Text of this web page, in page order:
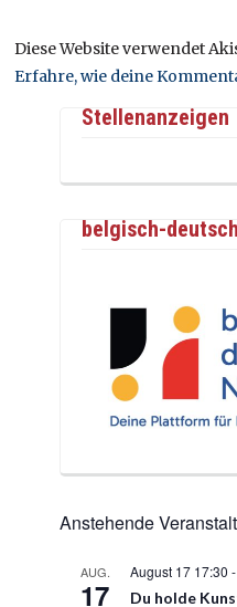
Diese Website verwendet
Erfahre, wie deine
Stellenanzeigen
belgisch-
Anstehende
AUG.
17
August 17 17:30 -
Du holde